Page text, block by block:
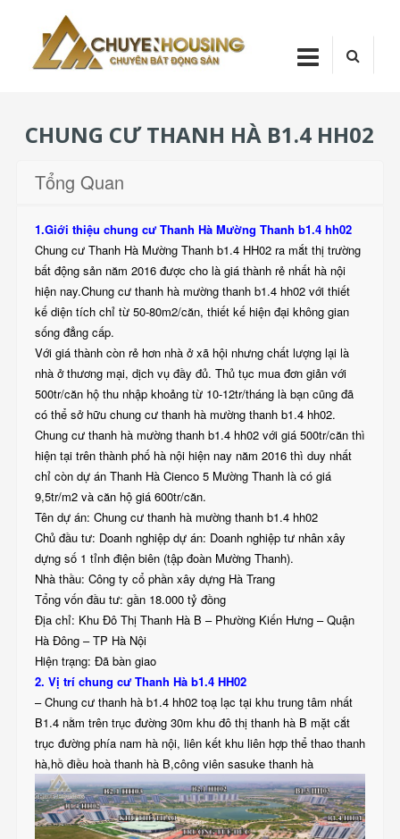
CHUNG CƯ THANH HÀ B1.4 HH02
Tổng Quan
1.Giới thiệu chung cư Thanh Hà Mường Thanh b1.4 hh02
Chung cư Thanh Hà Mường Thanh b1.4 HH02 ra mắt thị trường
bất động sản năm 2016 được cho là giá thành rẻ nhất hà nội
hiện nay.Chung cư thanh hà mường thanh b1.4 hh02 với thiết
kế diện tích chỉ từ 50-80m2/căn, thiết kế hiện đại không gian
sống đẳng cấp.
Với giá thành còn rẻ hơn nhà ở xã hội nhưng chất lượng lại là
nhà ở thương mại, dịch vụ đầy đủ. Thủ tục mua đơn giản với
500tr/căn hộ thu nhập khoảng từ 10-12tr/tháng là bạn cũng đã
có thể sở hữu chung cư thanh hà mường thanh b1.4 hh02.
Chung cư thanh hà mường thanh b1.4 hh02 với giá 500tr/căn thì
hiện tại trên thành phố hà nội hiện nay năm 2016 thì duy nhất
chỉ còn dự án Thanh Hà Cienco 5 Mường Thanh là có giá
9,5tr/m2 và căn hộ giá 600tr/căn.
Tên dự án: Chung cư thanh hà mường thanh b1.4 hh02
Chủ đầu tư: Doanh nghiệp dự án: Doanh nghiệp tư nhân xây
dựng số 1 tỉnh điện biên (tập đoàn Mường Thanh).
Nhà thầu: Công ty cổ phần xây dựng Hà Trang
Tổng vốn đầu tư: gần 18.000 tỷ đồng
Địa chỉ: Khu Đô Thị Thanh Hà B – Phường Kiến Hưng – Quận
Hà Đông – TP Hà Nội
Hiện trạng: Đã bàn giao
2. Vị trí chung cư Thanh Hà b1.4 HH02
– Chung cư thanh hà b1.4 hh02 toạ lạc tại khu trung tâm nhất
B1.4 nằm trên trục đường 30m khu đô thị thanh hà B mặt cắt
trục đường phía nam hà nội, liên kết khu liên hợp thể thao thanh
hà,hồ điều hoà thanh hà B,công viên sasuke thanh hà